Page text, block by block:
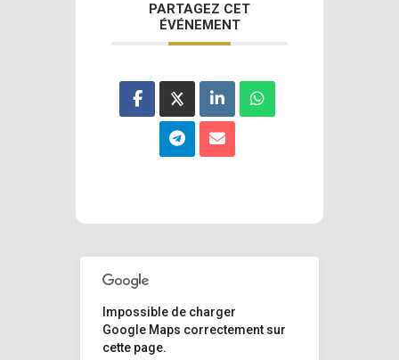
PARTAGEZ CET
ÉVÉNEMENT
Impossible de charger
Google Maps correctement sur
cette page.